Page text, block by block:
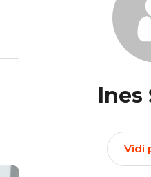
Ines
Vidi